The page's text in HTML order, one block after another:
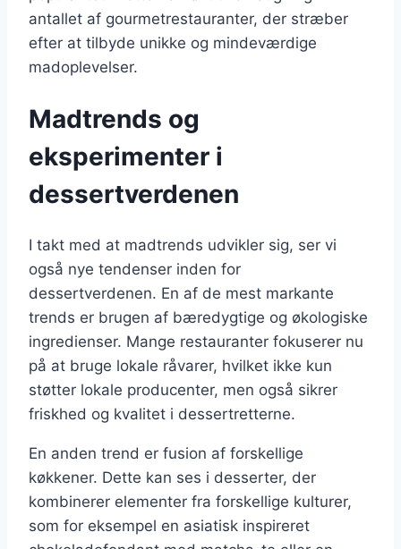
antallet af gourmetrestauranter, der stræber
efter at tilbyde unikke og mindeværdige
madoplevelser.
Madtrends og
eksperimenter i
dessertverdenen
I takt med at madtrends udvikler sig, ser vi
også nye tendenser inden for
dessertverdenen. En af de mest markante
trends er brugen af bæredygtige og økologiske
ingredienser. Mange restauranter fokuserer nu
på at bruge lokale råvarer, hvilket ikke kun
støtter lokale producenter, men også sikrer
friskhed og kvalitet i dessertretterne.
En anden trend er fusion af forskellige
køkkener. Dette kan ses i desserter, der
kombinerer elementer fra forskellige kulturer,
som for eksempel en asiatisk inspireret